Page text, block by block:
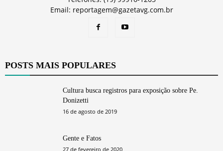
Email: reportagem@gazetavg.com.br
POSTS MAIS POPULARES
Cultura busca registros para exposição sobre Pe.
Donizetti
16 de agosto de 2019
Gente e Fatos
27 de fevereiro de 2020